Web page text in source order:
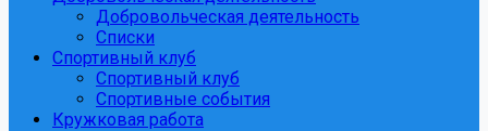
Добровольческая деятельность
Списки
Спортивный клуб
Спортивный клуб
Спортивные события
Кружковая работа